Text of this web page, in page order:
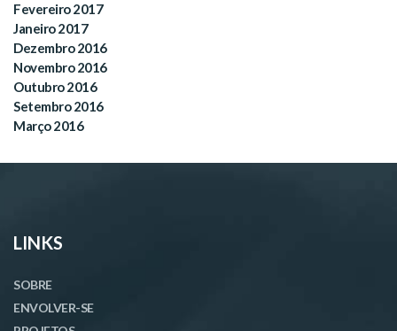
Fevereiro 2017
Janeiro 2017
Dezembro 2016
Novembro 2016
Outubro 2016
Setembro 2016
Março 2016
LINKS
SOBRE
ENVOLVER-SE